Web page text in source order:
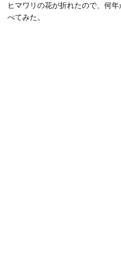
ヒマワリの花が折れたので、何
べてみた。